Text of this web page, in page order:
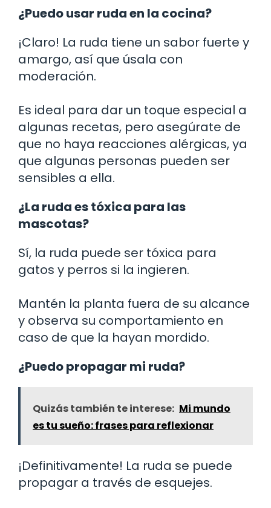
¿Puedo usar ruda en la cocina?
¡Claro! La ruda tiene un sabor fuerte y
amargo, así que úsala con
moderación.
Es ideal para dar un toque especial a
algunas recetas, pero asegúrate de
que no haya reacciones alérgicas, ya
que algunas personas pueden ser
sensibles a ella.
¿La ruda es tóxica para las
mascotas?
Sí, la ruda puede ser tóxica para
gatos y perros si la ingieren.
Mantén la planta fuera de su alcance
y observa su comportamiento en
caso de que la hayan mordido.
¿Puedo propagar mi ruda?
Quizás también te interese: Mi mundo
es tu sueño: frases para reflexionar
¡Definitivamente! La ruda se puede
propagar a través de esquejes.